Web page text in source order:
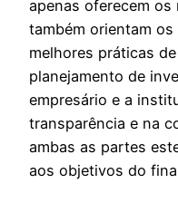
apenas oferecem os
também orientam
melhores práticas
planejamento de
empresário e a
transparência e na
ambas as partes
aos objetivos do